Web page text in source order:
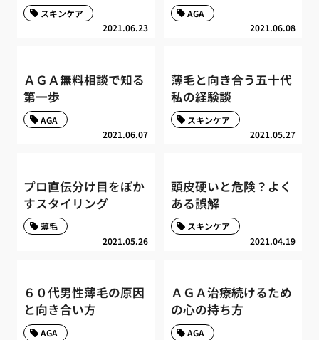
2021.06.23
スキンケア
2021.06.08
AGA
ＡＧＡ無料相談で知る
第一歩
2021.06.07
AGA
薄毛と向き合う五十代
私の経験談
2021.05.27
スキンケア
プロ直伝分け目をぼか
すスタイリング
2021.05.26
薄毛
頭皮硬いと危険？よく
ある誤解
2021.04.19
スキンケア
６０代男性薄毛の原因
と向き合い方
AGA
ＡＧＡ治療続けるため
の心の持ち方
AGA